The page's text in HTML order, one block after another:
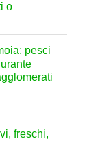
o
pesci
freschi,